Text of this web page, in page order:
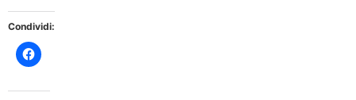
Condividi: